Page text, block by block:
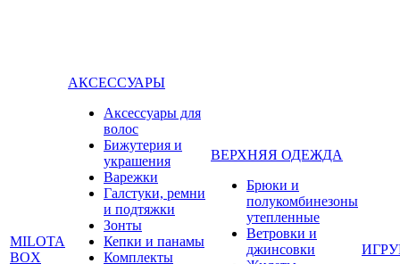
MILOTA
BOX
АКСЕССУАРЫ
Аксессуары для
волос
Бижутерия и
украшения
Варежки
Галстуки, ремни
и подтяжки
Зонты
Кепки и панамы
Комплекты
ВЕРХНЯЯ ОДЕЖДА
Брюки и
полукомбинезоны
утепленные
Ветровки и
джинсовки